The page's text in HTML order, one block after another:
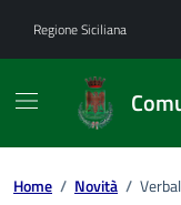
Regione Siciliana
Home / Novità /